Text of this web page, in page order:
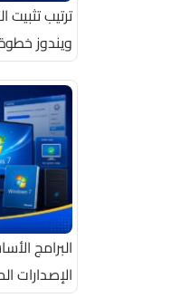
ترتيب تثبيت
ويندوز
الإصدارات